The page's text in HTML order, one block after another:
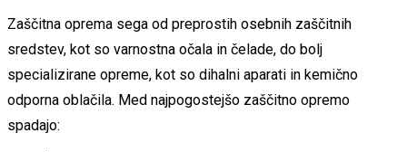
Zaščitna oprema sega od preprostih osebnih zaščitnih
sredstev, kot so varnostna očala in čelade, do bolj
specializirane opreme, kot so dihalni aparati in kemično
odporna oblačila. Med najpogostejšo zaščitno opremo
spadajo: